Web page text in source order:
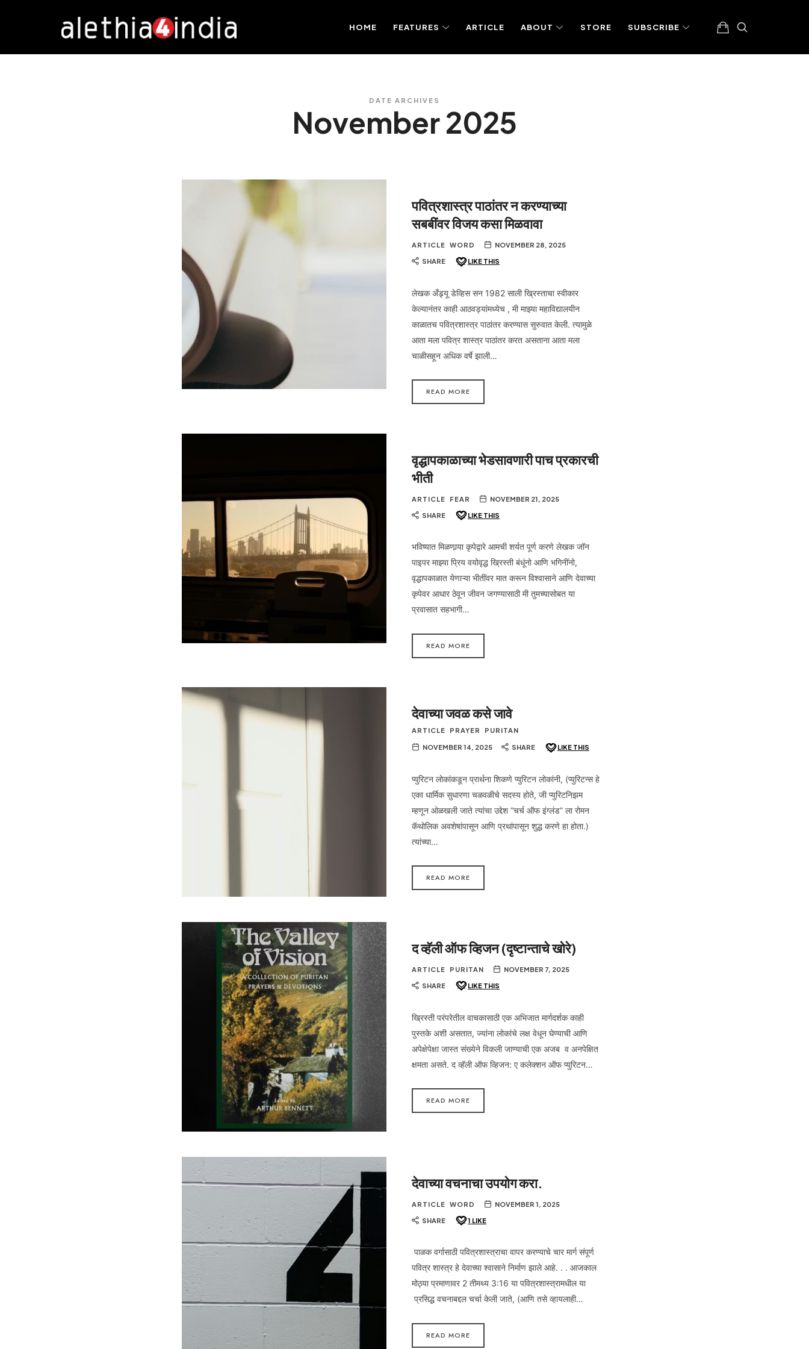
Alethia4India HOME FEATURES ARTICLE ABOUT STORE SUBSCRIBE
DATE ARCHIVES
November 2025
पवित्रशास्त्र पाठांतर न करण्याच्या
सबबींवर विजय कसा मिळवावा
ARTICLE WORD NOVEMBER 28, 2025
SHARE LIKE THIS
लेखक अँड्र्यू डेव्हिस सन 1982 साली ख्रिस्ताचा स्वीकार
केल्यानंतर काही आठवड्यांमध्येच , मी माझ्या महाविद्यालयीन
काळातच पवित्रशास्त्र पाठांतर करण्यास सुरुवात केली. त्यामुळे
आता मला पवित्र शास्त्र पाठांतर करत असताना आता मला
चाळीसहून अधिक वर्षे झाली…
READ MORE
वृद्धापकाळाच्या भेडसावणारी पाच प्रकारची
भीती
ARTICLE FEAR NOVEMBER 21, 2025
SHARE LIKE THIS
भविष्यात मिळणार्‍या कृपेद्वारे आमची शर्यत पूर्ण करणे लेखक जॉन
पाइपर माझ्या प्रिय वयोवृद्ध ख्रिस्ती बंधूंनो आणि भगिनींनो,
वृद्धापकाळात येणाऱ्या भीतींवर मात करून विश्वासाने आणि देवाच्या
कृपेवर आधार ठेवून जीवन जगण्यासाठी मी तुमच्यासोबत या
प्रवासात सहभागी…
READ MORE
देवाच्या जवळ कसे जावे
ARTICLE PRAYER PURITAN
NOVEMBER 14, 2025 SHARE LIKE THIS
प्युरिटन लोकांकडून प्रार्थना शिकणे प्युरिटन लोकांनी, (प्युरिटन्स हे
एका धार्मिक सुधारणा चळवळीचे सदस्य होते, जी प्युरिटनिझम
म्हणून ओळखली जाते त्यांचा उद्देश “चर्च ऑफ इंग्लंड” ला रोमन
कॅथोलिक अवशेषांपासून आणि प्रथांपासून शुद्ध करणे हा होता.)
त्यांच्या…
READ MORE
द व्हॅली ऑफ व्हिजन (दृष्टान्ताचे खोरे)
ARTICLE PURITAN NOVEMBER 7, 2025
SHARE LIKE THIS
ख्रिस्ती परंपरेतील वाचकासाठी एक अभिजात मार्गदर्शक काही
पुस्तके अशी असतात, ज्यांना लोकांचे लक्ष वेधून घेण्याची आणि
अपेक्षेपेक्षा जास्त संख्येने विकली जाण्याची एक अजब व अनपेक्षित
क्षमता असते. द व्हॅली ऑफ व्हिजन: ए कलेक्शन ऑफ प्युरिटन…
READ MORE
देवाच्या वचनाचा उपयोग करा.
ARTICLE WORD NOVEMBER 1, 2025
SHARE 1 LIKE
पाळक वर्गासाठी पवित्रशास्त्राचा वापर करण्याचे चार मार्ग संपूर्ण
पवित्र शास्त्र हे देवाच्या श्वासाने निर्माण झाले आहे. . . आजकाल
मोठ्या प्रमाणावर 2 तीमथ्य 3:16 या पवित्रशास्त्रामधील या
प्रसिद्ध वचनाबद्दल चर्चा केली जाते, (आणि तसे व्हायलाही…
READ MORE